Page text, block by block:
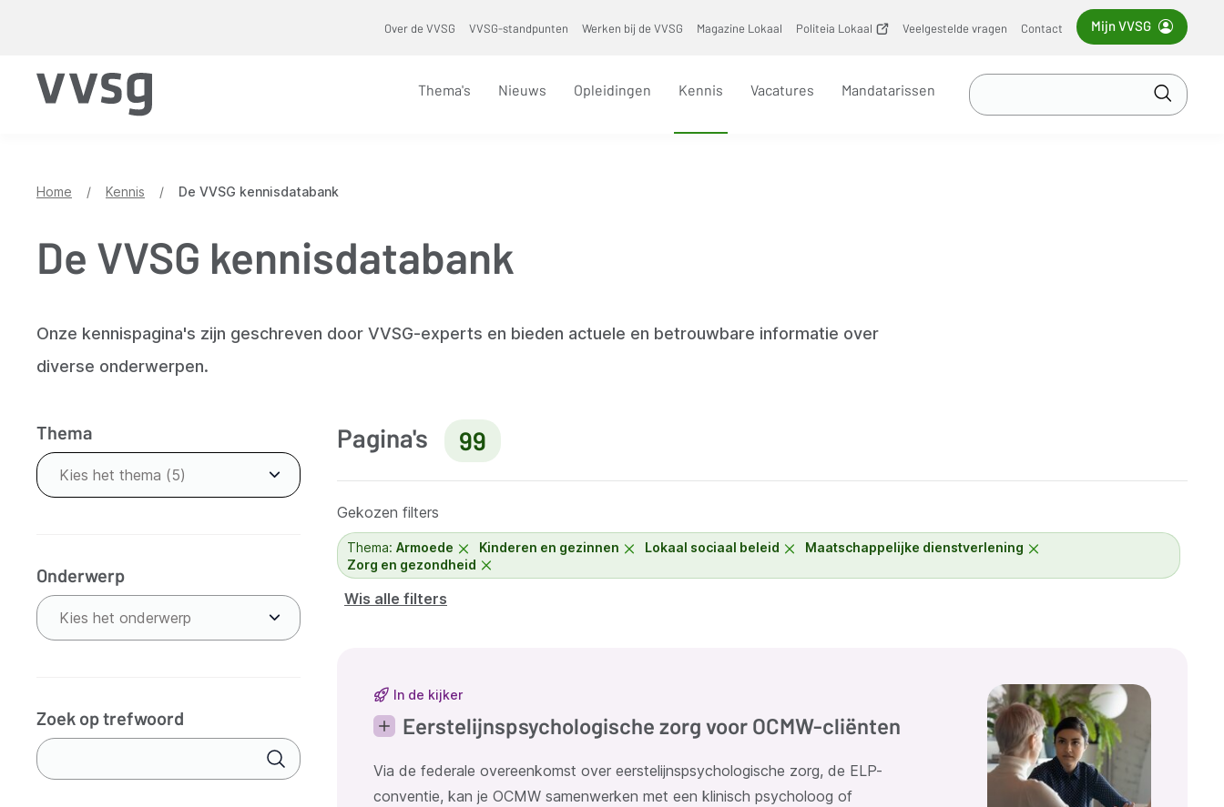
Over de VVSG VVSG-standpunten Werken bij de VVSG Magazine Lokaal Politeia Lokaal
(opent
Veelgestelde vragen Contact Mijn VVSG
Thema's Nieuws Opleidingen Kennis Vacatures Mandatarissen
Zoek
in
Home / Kennis / De VVSG kennisdatabank
De VVSG kennisdatabank
Onze kennispagina's zijn geschreven door VVSG-experts en bieden actuele en betrouwbare informatie over
diverse onderwerpen.
Verfijn
resultaten
Thema
Kies het thema (5)
Onderwerp
Kies het onderwerp
Zoek op trefwoord
Pagina's 99
Gekozen filters
Thema: Armoede Kinderen en gezinnen Lokaal sociaal beleid
Maatschappelijke dienstverlening
Zorg en gezondheid
Wis alle filters
In de kijker
Eerstelijnspsychologische zorg voor OCMW-cliënten
Via de federale overeenkomst over eerstelijnspsychologische zorg, de ELP-
conventie, kan je OCMW samenwerken met een klinisch psycholoog of